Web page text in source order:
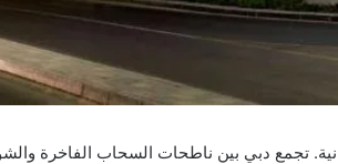
تجمع دبي بين ناطحات السحاب الفاخرة